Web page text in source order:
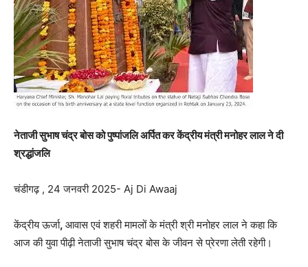
नेताजी सुभाष चंद्र बोस को पुष्पांजलि अर्पित कर केंद्रीय मंत्री मनोहर लाल ने दी
श्रद्धांजलि
चंडीगढ़ , 24 जनवरी 2025- Aj Di Awaaj
केंद्रीय ऊर्जा, आवास एवं शहरी मामलों के मंत्री श्री मनोहर लाल ने कहा कि
आज की युवा पीढ़ी नेताजी सुभाष चंद्र बोस के जीवन से प्रेरणा लेती रहेगी।